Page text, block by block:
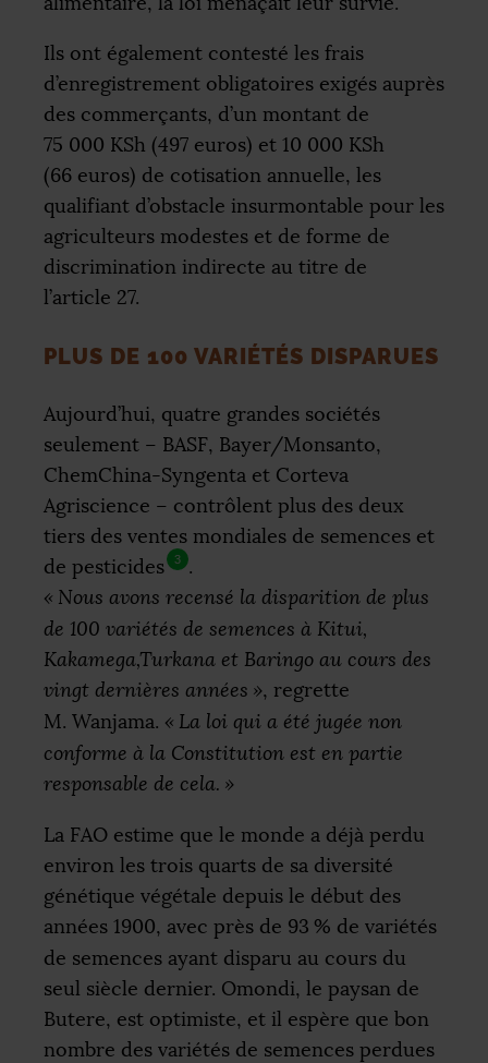
Ils ont également contesté les frais
d’enregistrement obligatoires exigés auprès
des commerçants, d’un montant de
75 000 KSh (497 euros) et 10 000 KSh
(66 euros) de cotisation annuelle, les
qualifiant d’obstacle insurmontable pour les
agriculteurs modestes et de forme de
discrimination indirecte au titre de
l’article 27.
PLUS DE 100 VARIÉTÉS DISPARUES
Aujourd’hui, quatre grandes sociétés
seulement – BASF, Bayer/Monsanto,
ChemChina-Syngenta et Corteva
Agriscience – contrôlent plus des deux
tiers des ventes mondiales de semences et
de pesticides
3
.
« Nous avons recensé la disparition de plus
de 100 variétés de semences à Kitui,
Kakamega,Turkana et Baringo au cours des
vingt dernières années », regrette
M. Wanjama. « La loi qui a été jugée non
conforme à la Constitution est en partie
responsable de cela. »
La FAO estime que le monde a déjà perdu
environ les trois quarts de sa diversité
génétique végétale depuis le début des
années 1900, avec près de 93 % de variétés
de semences ayant disparu au cours du
seul siècle dernier. Omondi, le paysan de
Butere, est optimiste, et il espère que bon
nombre des variétés de semences perdues